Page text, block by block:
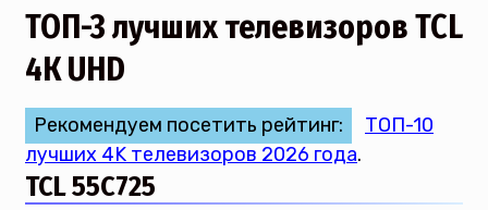
ТОП-3 лучших телевизоров TCL
4К UHD
Рекомендуем посетить рейтинг:
ТОП-10
лучших 4K телевизоров 2026 года.
TCL 55C725